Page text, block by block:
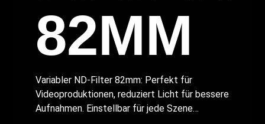
82MM
Variabler ND-Filter 82mm: Perfekt für
Videoproduktionen, reduziert Licht für bessere
Aufnahmen. Einstellbar für jede Szene…